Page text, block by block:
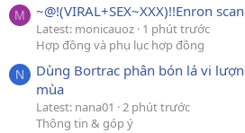
M ~@!(VIRAL+SEX~XXX)!!Enron
Latest: monicauoz 1 phút trước
Hợp đồng và phụ lục hợp đồng
N
Dùng Bortrac phân bón lá vi
mùa
Latest: nana01
2 phút trước
Thông tin & góp ý